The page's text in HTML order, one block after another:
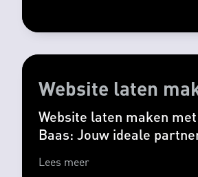
Website laten
Website laten maken
Baas: Jouw ideale
Lees meer